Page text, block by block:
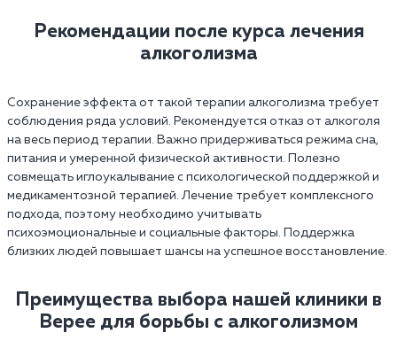
Рекомендации после курса лечения
алкоголизма
Сохранение эффекта от такой терапии алкоголизма требует
соблюдения ряда условий. Рекомендуется отказ от алкоголя
на весь период терапии. Важно придерживаться режима сна,
питания и умеренной физической активности. Полезно
совмещать иглоукалывание с психологической поддержкой и
медикаментозной терапией. Лечение требует комплексного
подхода, поэтому необходимо учитывать
психоэмоциональные и социальные факторы. Поддержка
близких людей повышает шансы на успешное восстановление.
Преимущества выбора нашей клиники в
Верее для борьбы с алкоголизмом